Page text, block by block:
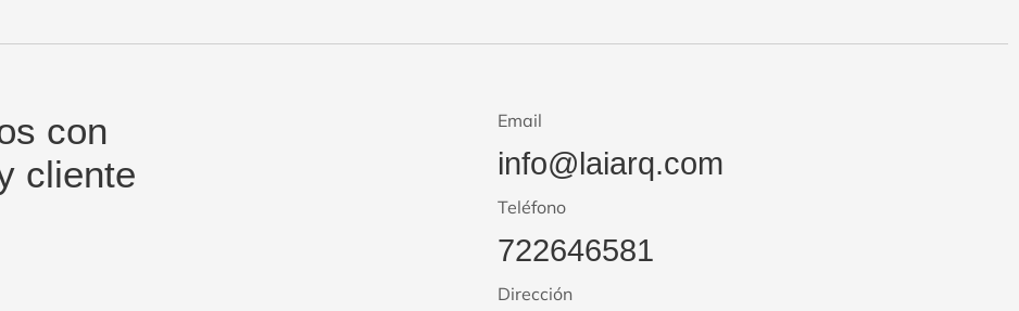
con
cliente
Email
info@laiarq.com
Teléfono
722646581
Dirección